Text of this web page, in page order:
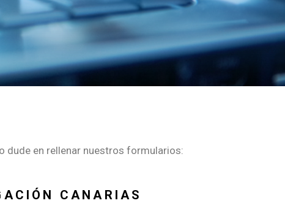
dude en rellenar nuestros formularios:
CANARIAS